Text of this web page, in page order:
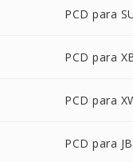
PCD para
PCD para
PCD para
PCD para